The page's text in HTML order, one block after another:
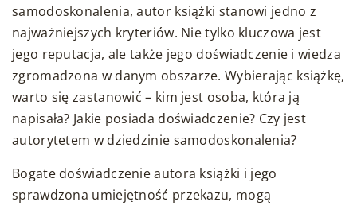
samodoskonalenia, autor książki stanowi jedno z
najważniejszych kryteriów. Nie tylko kluczowa jest
jego reputacja, ale także jego doświadczenie i wiedza
zgromadzona w danym obszarze. Wybierając książkę,
warto się zastanowić – kim jest osoba, która ją
napisała? Jakie posiada doświadczenie? Czy jest
autorytetem w dziedzinie samodoskonalenia?
Bogate doświadczenie autora książki i jego
sprawdzona umiejętność przekazu, mogą